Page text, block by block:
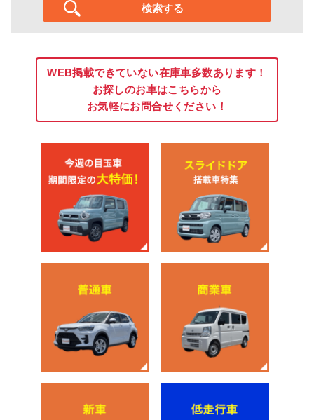
WEB掲載できていない在庫車多数あります！
お探しのお車はこちらから
お気軽にお問合せください！